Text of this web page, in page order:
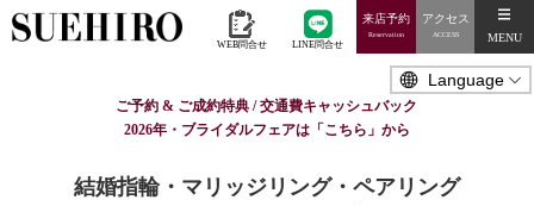
WEB問合せ LINE問合せ
来店予約
Reservation
アクセス
ACCESS MENU
ご予約 & ご成約特典 / 交通費キャッシュバック
2026年・ブライダルフェアは「こちら」から
結婚指輪・マリッジリング・ペアリング